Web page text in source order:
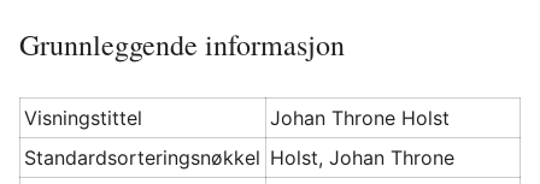
Grunnleggende informasjon
Visningstittel
Johan Throne Holst
Standardsorteringsnøkkel Holst, Johan Throne